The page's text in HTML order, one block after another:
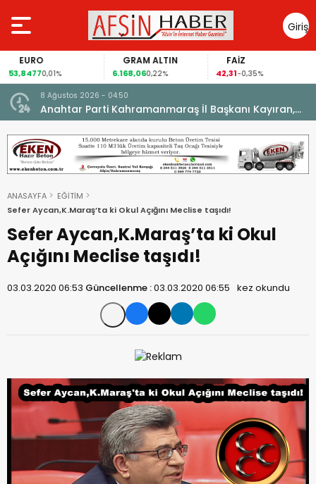
Giriş
Yap
EURO
53,84770,01%
GRAM ALTIN
6.168,060,22%
FAİZ
42,31-0,35%
8 Ağustos 2026 - 04:50
Anahtar Parti Kahramanmaraş İl Başkanı Kayıran,
Afşin Teşkilatı ile buluştu.
ANASAYFA
EĞİTİM
Sefer Aycan,K.Maraş’ta ki Okul Açığını Meclise taşıdı!
Sefer Aycan,K.Maraş’ta ki Okul
Açığını Meclise taşıdı!
03.03.2020 06:53 Güncellenme :03.03.2020 06:55 kez okundu